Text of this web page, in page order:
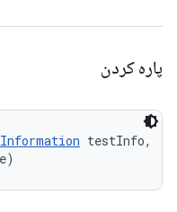
پاره کردن
testInfo,